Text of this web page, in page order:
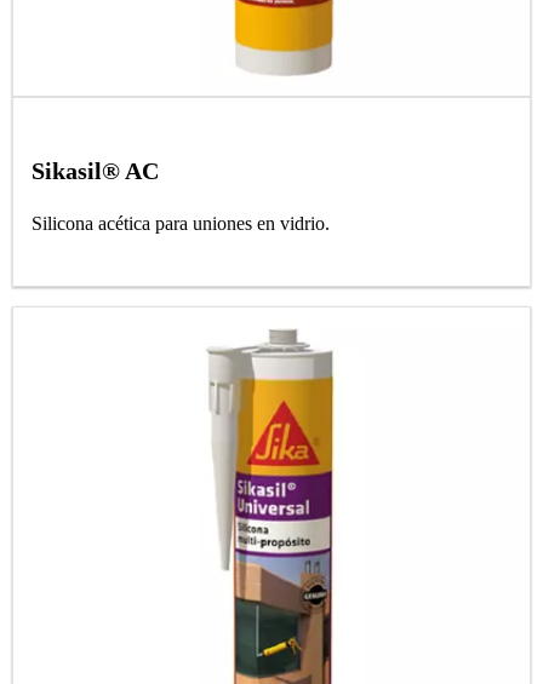
Sikasil® AC
Silicona acética para uniones en vidrio.